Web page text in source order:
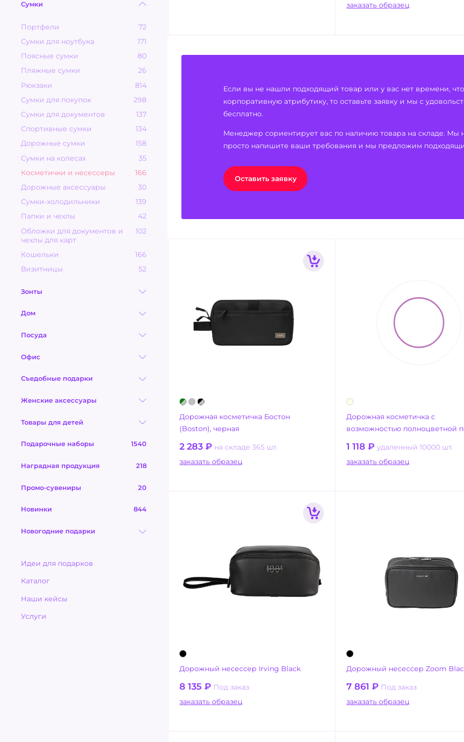
Сумки
Портфели
72
Сумки для ноутбука
171
Поясные сумки
80
Пляжные сумки
26
Рюкзаки
814
Сумки для покупок
298
Сумки для документов
137
Спортивные сумки
134
Дорожные сумки
158
Сумки на колесах
35
Косметички и несессеры
166
Дорожные аксессуары
30
Сумки-холодильники
139
Папки и чехлы
42
Обложки для документов и
чехлы для карт
102
Кошельки
166
Визитницы
52
Зонты
Дом
Посуда
Офис
Съедобные подарки
Женские аксессуары
Товары для детей
Подарочные наборы 1540
Наградная продукция 218
Промо-сувениры 20
Новинки 844
Новогодние подарки
Идеи для подарков
Каталог
Наши кейсы
Услуги
заказать образец
Если вы не нашли подходящий товар или у вас нет времени,
корпоративную атрибутику, то оставьте заявку и мы с
бесплатно.
Менеджер сориентирует вас по наличию товара на складе. Мы
просто напишите ваши требования и мы предложим
Оставить заявку
Дорожная косметичка Бостон
(Boston), черная
2 283 ₽ на складе 365 шт.
заказать образец
Дорожная косметичка с
возможностью полноцветной
1 118 ₽ удаленный 10000 шт.
заказать образец
Дорожный несессер Irving Black
8 135 ₽ Под заказ
заказать образец
Дорожный несессер Zoom
7 861 ₽ Под заказ
заказать образец